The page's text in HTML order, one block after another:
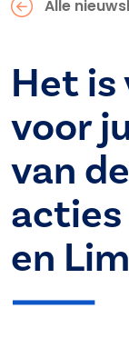
Alle
Het
voor
van
en